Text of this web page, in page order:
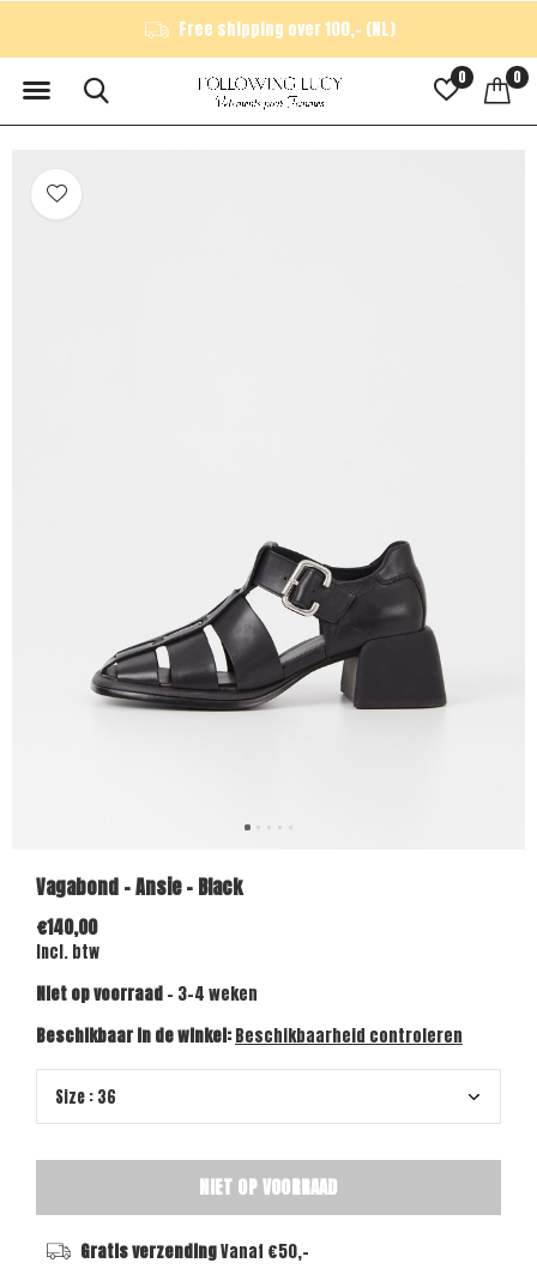
0 0
Free shipping over 100,- (NL)
Vagabond - Ansie - Black
€140,00
Incl. btw
Niet op voorraad- 3-4 weken
Beschikbaar in de winkel:Beschikbaarheid controleren
NIET OP VOORRAAD
Gratis verzendingVanaf €50,-